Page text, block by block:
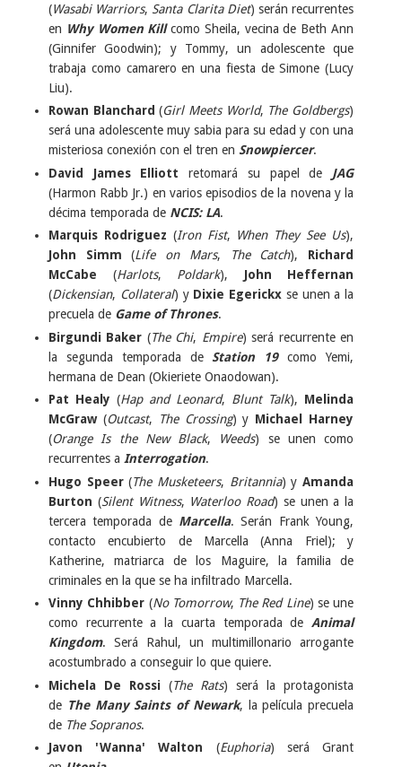
(Wasabi Warriors, Santa Clarita Diet) serán recurrentes
en Why Women Killcomo Sheila, vecina de Beth Ann
(Ginnifer Goodwin); y Tommy, un adolescente que
trabaja como camarero en una fiesta de Simone (Lucy
Liu).
Rowan Blanchard (Girl Meets World, The Goldbergs)
será una adolescente muy sabia para su edad y con una
misteriosa conexión con el tren en Snowpiercer.
David James Elliott retomará su papel de JAG
(Harmon Rabb Jr.) en varios episodios de la novena y la
décima temporada de NCIS: LA.
Marquis Rodriguez (Iron Fist, When They See Us),
John Simm (Life on Mars, The Catch), Richard
McCabe (Harlots, Poldark), John Heffernan
(Dickensian, Collateral) y Dixie Egerickx se unen a la
precuela de Game of Thrones.
Birgundi Baker (The Chi, Empire) será recurrente en
la segunda temporada de Station 19como Yemi,
hermana de Dean (Okieriete Onaodowan).
Pat Healy (Hap and Leonard, Blunt Talk), Melinda
McGraw(Outcast, The Crossing) y Michael Harney
(Orange Is the New Black, Weeds) se unen como
recurrentes a Interrogation.
Hugo Speer(The Musketeers, Britannia) yAmanda
Burton (Silent Witness, Waterloo Road) se unen a la
tercera temporada de Marcella. Serán Frank Young,
contacto encubierto de Marcella (Anna Friel); y
Katherine, matriarca de los Maguire, la familia de
criminales en la que se ha infiltrado Marcella.
Vinny Chhibber (No Tomorrow, The Red Line) se une
como recurrente a la cuarta temporada de Animal
Kingdom. Será Rahul, un multimillonario arrogante
acostumbrado a conseguir lo que quiere.
Michela De Rossi (The Rats) será la protagonista
de The Many Saints of Newark, la película precuela
de The Sopranos.
Javon 'Wanna' Walton (Euphoria) será Grant